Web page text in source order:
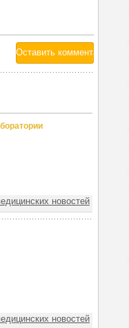
новостей
новостей